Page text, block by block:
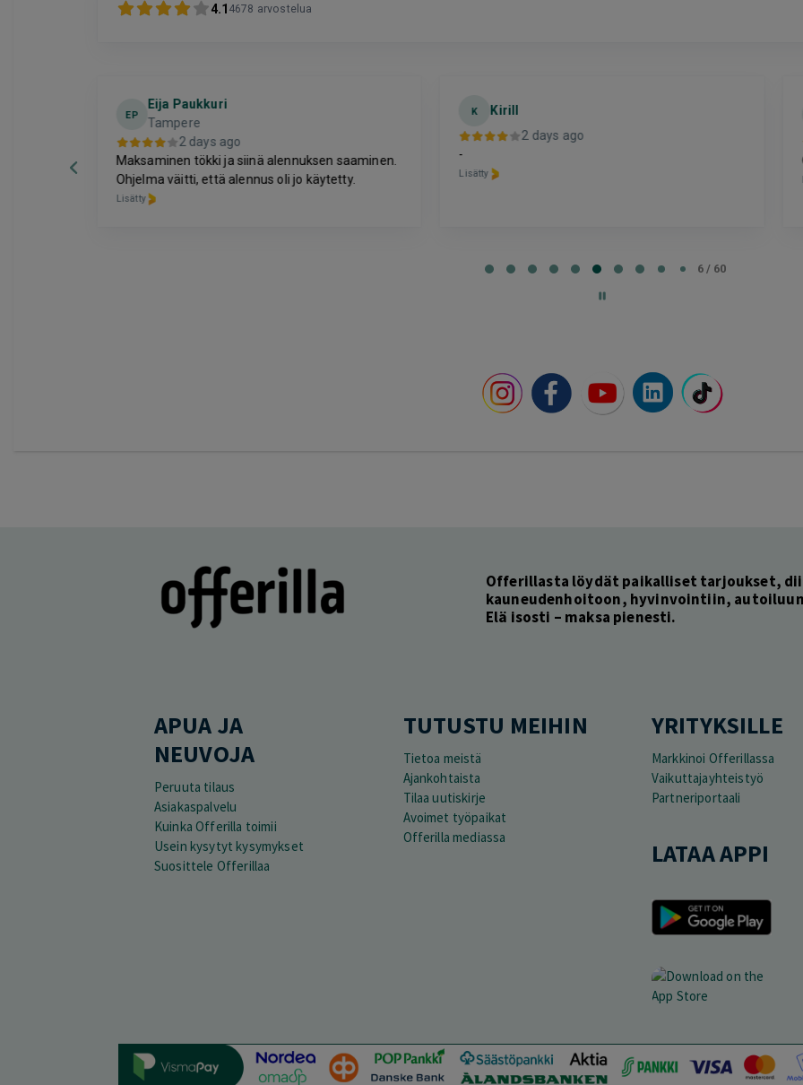
4.1 4678 arvostelua
EP
Eija Paukkuri
Tampere
2 days ago
Maksaminen tökki ja siinä alennuksen saaminen.
Ohjelma väitti, että alennus oli jo käytetty.
Lisätty
K
Kirill
2 days ago
-
Lisätty
6 / 60
Offerillasta löydät paikalliset tarjoukset,
kauneudenhoitoon, hyvinvointiin,
Elä isosti – maksa pienesti.
APUA JA
NEUVOJA
Peruuta tilaus
Asiakaspalvelu
Kuinka Offerilla toimii
Usein kysytyt kysymykset
Suosittele Offerillaa
TUTUSTU MEIHIN
Tietoa meistä
Ajankohtaista
Tilaa uutiskirje
Avoimet työpaikat
Offerilla mediassa
YRITYKSILLE
Markkinoi Offerillassa
Vaikuttajayhteistyö
Partneriportaali
LATAA APPI